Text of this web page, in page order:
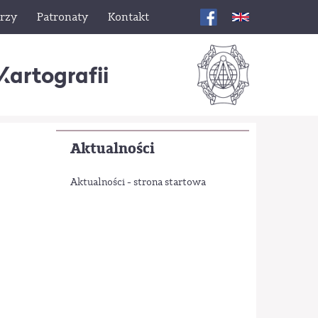
Patronaty Kontakt
Aktualności
Aktualności - strona startowa